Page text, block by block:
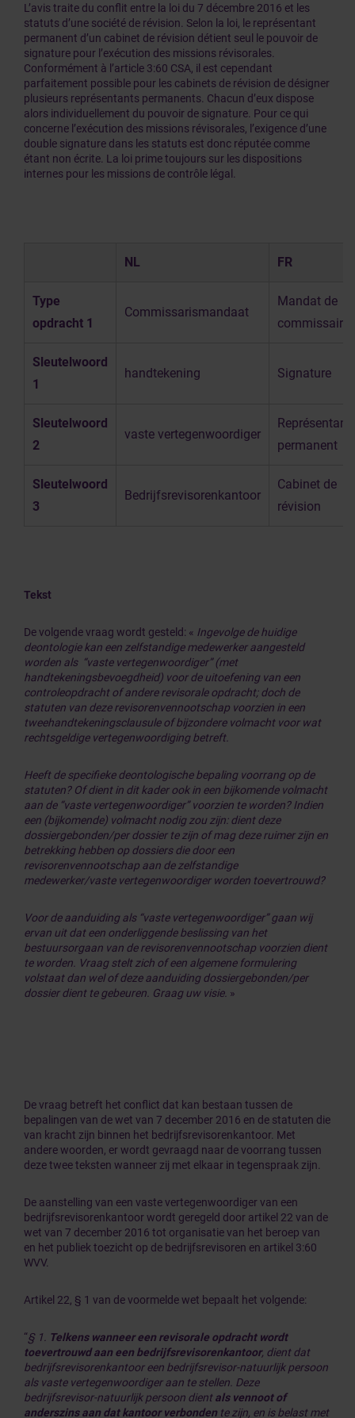
L’avis traite du conflit entre la loi du 7 décembre 2016 et les
statuts d’une société de révision. Selon la loi, le représentant
permanent d’un cabinet de révision détient seul le pouvoir de
signature pour l’exécution des missions révisorales.
Conformément à l’article 3:60 CSA, il est cependant
parfaitement possible pour les cabinets de révision de désigner
plusieurs représentants permanents. Chacun d’eux dispose
alors individuellement du pouvoir de signature. Pour ce qui
concerne l’exécution des missions révisorales, l’exigence d’une
double signature dans les statuts est donc réputée comme
étant non écrite. La loi prime toujours sur les dispositions
internes pour les missions de contrôle légal.
NL FR
Type
opdracht 1
Commissarismandaat
Mandat de
commissaire
Sleutelwoord
1
handtekening Signature
Sleutelwoord
2
vaste vertegenwoordiger
Représentant
permanent
Sleutelwoord
3
Bedrijfsrevisorenkantoor
Cabinet de
révision
Tekst
De volgende vraag wordt gesteld: « Ingevolge de huidige
deontologie kan een zelfstandige medewerker aangesteld
worden als “vaste vertegenwoordiger” (met
handtekeningsbevoegdheid) voor de uitoefening van een
controleopdracht of andere revisorale opdracht; doch de
statuten van deze revisorenvennootschap voorzien in een
tweehandtekeningsclausule of bijzondere volmacht voor wat
rechtsgeldige vertegenwoordiging betreft.
Heeft de specifieke deontologische bepaling voorrang op de
statuten? Of dient in dit kader ook in een bijkomende volmacht
aan de “vaste vertegenwoordiger” voorzien te worden? Indien
een (bijkomende) volmacht nodig zou zijn: dient deze
dossiergebonden/per dossier te zijn of mag deze ruimer zijn en
betrekking hebben op dossiers die door een
revisorenvennootschap aan de zelfstandige
medewerker/vaste vertegenwoordiger worden toevertrouwd?
Voor de aanduiding als “vaste vertegenwoordiger” gaan wij
ervan uit dat een onderliggende beslissing van het
bestuursorgaan van de revisorenvennootschap voorzien dient
te worden. Vraag stelt zich of een algemene formulering
volstaat dan wel of deze aanduiding dossiergebonden/per
dossier dient te gebeuren. Graag uw visie. »
De vraag betreft het conflict dat kan bestaan tussen de
bepalingen van de wet van 7 december 2016 en de statuten die
van kracht zijn binnen het bedrijfsrevisorenkantoor. Met
andere woorden, er wordt gevraagd naar de voorrang tussen
deze twee teksten wanneer zij met elkaar in tegenspraak zijn.
De aanstelling van een vaste vertegenwoordiger van een
bedrijfsrevisorenkantoor wordt geregeld door artikel 22 van de
wet van 7 december 2016 tot organisatie van het beroep van
en het publiek toezicht op de bedrijfsrevisoren en artikel 3:60
WVV.
Artikel 22, § 1 van de voormelde wet bepaalt het volgende:
“§ 1.
Telkens wanneer een revisorale opdracht wordt
toevertrouwd aan een bedrijfsrevisorenkantoor, dient dat
bedrijfsrevisorenkantoor een bedrijfsrevisor-natuurlijk persoon
als vaste vertegenwoordiger aan te stellen. Deze
bedrijfsrevisor-natuurlijk persoon dient als vennoot of
anderszins aan dat kantoor verbonden te zijn, en is belast met